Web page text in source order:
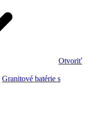
Otvoriť
Granitové batérie s